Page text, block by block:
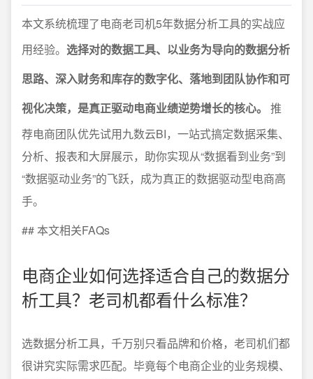
本文系统梳理了电商老司机5年数据分析工具的实战应
用经验。 选择对的数据工具、以业务为导向的数据分析
思路、深入财务和库存的数字化、落地到团队协作和可
视化决策，是真正驱动电商业绩逆势增长的核心。
推
荐电商团队优先试用九数云BI，一站式搞定数据采集、
分析、报表和大屏展示，助你实现从“数据看到业务”到
“数据驱动业务”的飞跃，成为真正的数据驱动型电商高
手。
## 本文相关FAQs
电商企业如何选择适合自己的数据分
析工具？老司机都看什么标准？
选数据分析工具，千万别只看品牌和价格，老司机们都
很讲究实际需求匹配。毕竟每个电商企业的业务规模、